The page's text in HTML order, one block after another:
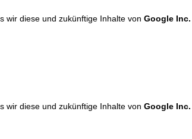
wir diese und zukünftige Inhalte von Google Inc.
wir diese und zukünftige Inhalte von Google Inc.